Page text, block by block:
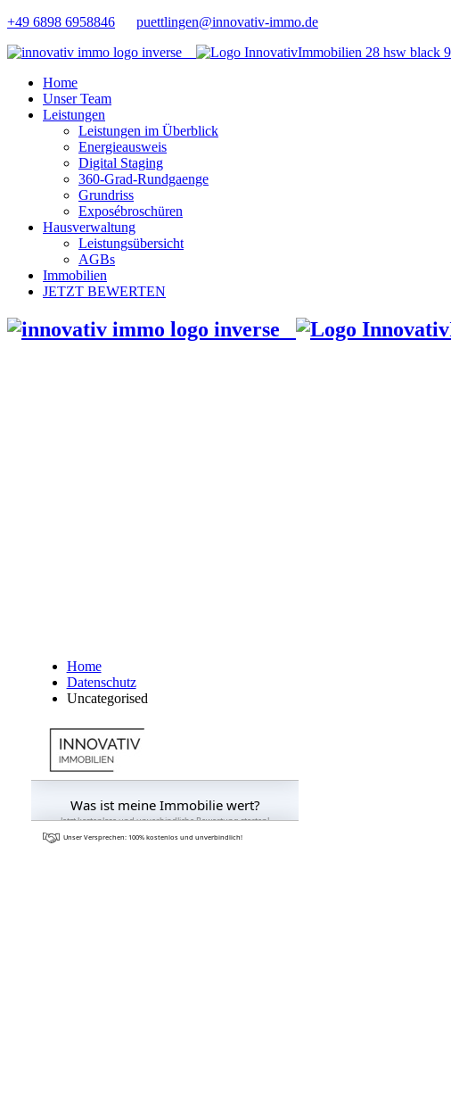
+49 6898 6958846 puettlingen@innovativ-immo.de
Home
Unser Team
Leistungen
Leistungen im Überblick
Energieausweis
Digital Staging
360-Grad-Rundgaenge
Grundriss
Exposébroschüren
Hausverwaltung
Leistungsübersicht
AGBs
Immobilien
JETZT BEWERTEN
Home
Datenschutz
Uncategorised